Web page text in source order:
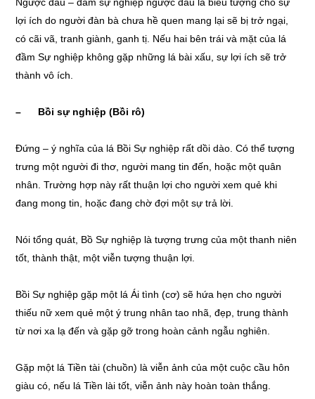
lợi ích do người đàn bà chưa hề quen mang lại sẽ bị trở ngại,
có cãi vã, tranh giành, ganh tị. Nếu hai bên trái và mặt của lá
đầm Sự nghiệp không gặp những lá bài xấu, sự lợi ích sẽ trở
thành vô ích.
– Bồi sự nghiệp (Bồi rô)
Đứng – ý nghĩa của lá Bồi Sự nghiệp rất dồi dào. Có thể tượng
trưng một người đi thơ, người mang tin đến, hoặc một quân
nhân. Trường hợp này rất thuận lợi cho người xem quẻ khi
đang mong tin, hoặc đang chờ đợi một sự trả lời.
Nói tổng quát, Bồ Sự nghiệp là tượng trưng của một thanh niên
tốt, thành thật, một viễn tượng thuận lợi.
Bồi Sự nghiệp gặp một lá Ái tình (cơ) sẽ hứa hẹn cho người
thiếu nữ xem quẻ một ý trung nhân tao nhã, đẹp, trung thành
từ nơi xa lạ đến và gặp gỡ trong hoàn cảnh ngẫu nghiên.
Gặp một lá Tiền tài (chuồn) là viễn ảnh của một cuộc cầu hôn
giàu có, nếu lá Tiền lài tốt, viễn ảnh này hoàn toàn thắng.